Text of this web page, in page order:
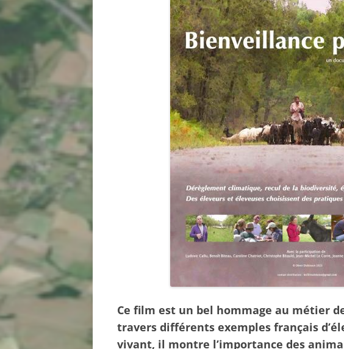
Ce film est un bel hommage au métier
travers différents exemples français
vivant, il montre l’importance des